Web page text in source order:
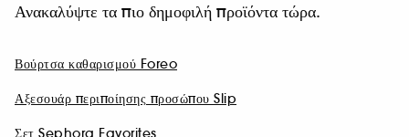
Ανακαλύψτε τα πιο δημοφιλή προϊόντα τώρα.
Βούρτσα καθαρισμού Foreo
Αξεσουάρ περιποίησης προσώπου Slip
Σετ Sephora Favorites